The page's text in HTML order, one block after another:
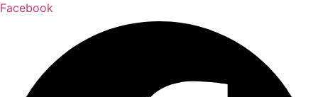
Facebook